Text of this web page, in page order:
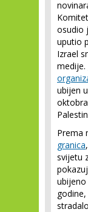
osudio
uputio
Izrael
medije.
ubijen
Prema
granica
svijetu